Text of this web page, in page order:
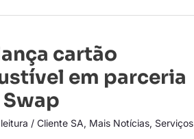
cartão
em parceria
/ Cliente SA, Mais Notícias, Serviços